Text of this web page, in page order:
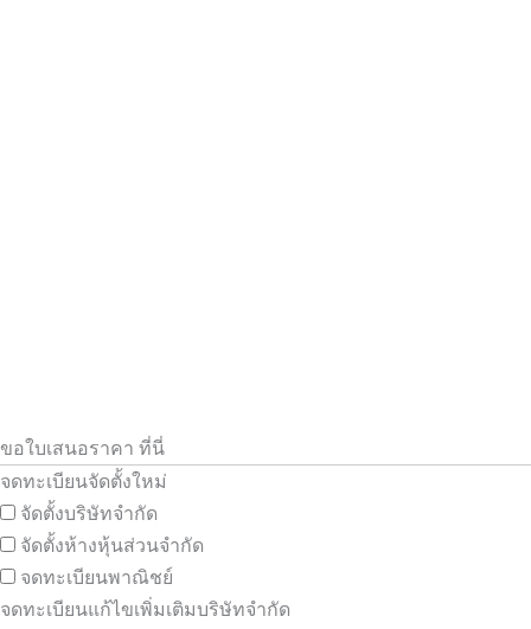
ขอใบเสนอราคา ที่นี่
จดทะเบียนจัดตั้งใหม่
จัดตั้งบริษัทจำกัด
จัดตั้งห้างหุ้นส่วนจำกัด
จดทะเบียนพาณิชย์
จดทะเบียนแก้ไขเพิ่มเติมบริษัทจำกัด